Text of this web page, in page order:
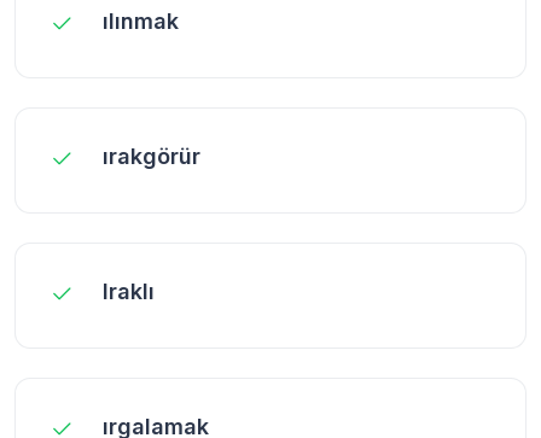
ılınmak
ırakgörür
Iraklı
ırgalamak